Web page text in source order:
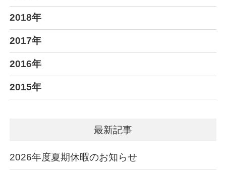
2018年
2017年
2016年
2015年
最新記事
2026年度夏期休暇のお知らせ